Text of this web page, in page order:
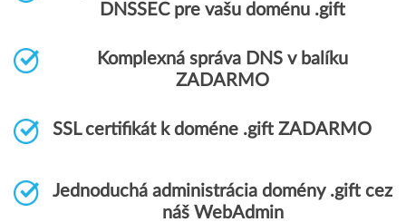
DNSSEC pre vašu doménu .gift
Komplexná správa DNS v balíku
ZADARMO
SSL certifikát k doméne .gift ZADARMO
Jednoduchá administrácia domény .gift cez
náš WebAdmin